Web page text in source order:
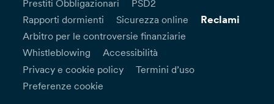
Prestiti Obbligazionari
PSD2
Rapporti dormienti
Sicurezza online Reclami
Arbitro per le controversie finanziarie
Whistleblowing
Accessibilità
Privacy e cookie policy
Termini d’uso
Preferenze cookie